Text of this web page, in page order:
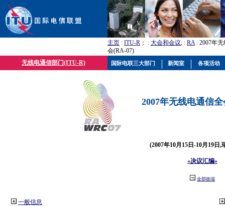
主页 : ITU-R ； : 大会和会议; : RA: 2007年
会(RA-07)
无线电通信部门(ITU-R)
2007年无线电通信
(2007年10月15日-10月19日,
«决议汇编»
全部收缩
一般信息
国际电联三大部门 新闻室 各项活动